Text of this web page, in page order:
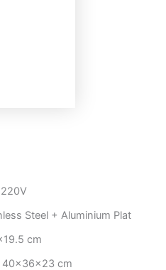
Steel + Aluminium Plat
cm
40x36x23 cm